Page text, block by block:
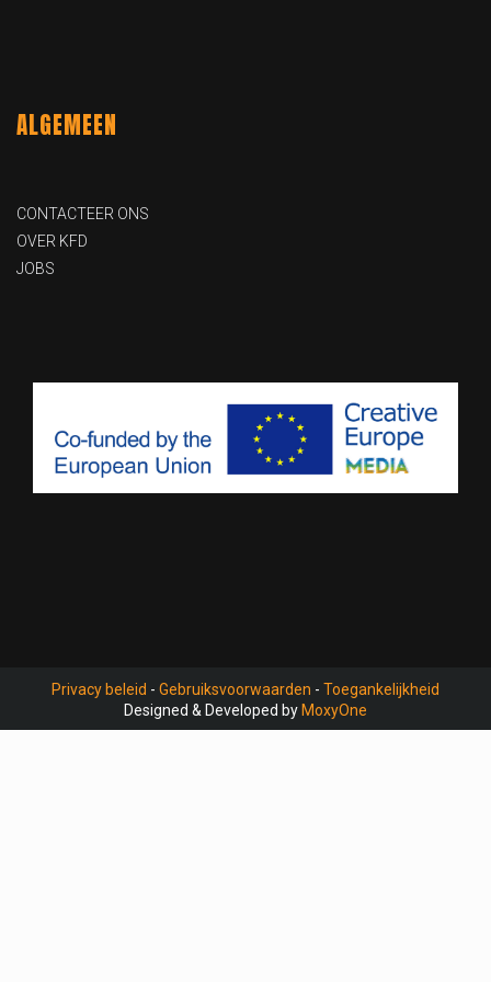
ALGEMEEN
CONTACTEER ONS
OVER KFD
JOBS
Privacy beleid - Gebruiksvoorwaarden - Toegankelijkheid
Designed & Developed by MoxyOne